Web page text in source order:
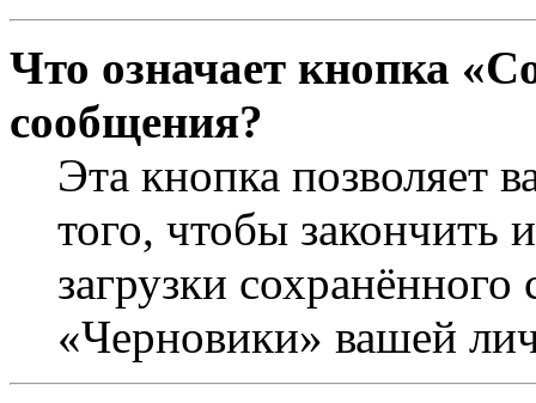
Что означает кнопка
сообщения?
Эта кнопка позволяет
того, чтобы закончить
загрузки
«Черновики» вашей